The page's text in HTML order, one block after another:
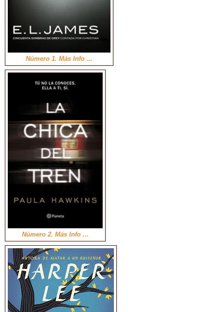
Número 1. Más Info ...
Número 2. Más Info ...